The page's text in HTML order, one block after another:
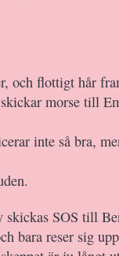
och flottigt hår
morse till
inte så bra,
skickas SOS till
bara reser sig